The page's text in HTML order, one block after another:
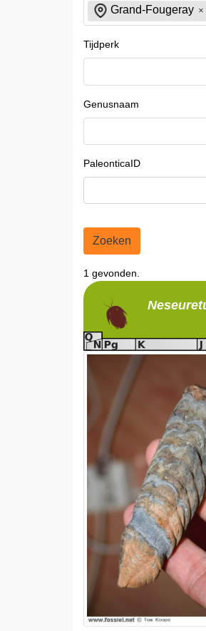
Grand-Fougeray
Tijdperk
Genusnaam
PaleonticaID
Zoeken
1 gevonden.